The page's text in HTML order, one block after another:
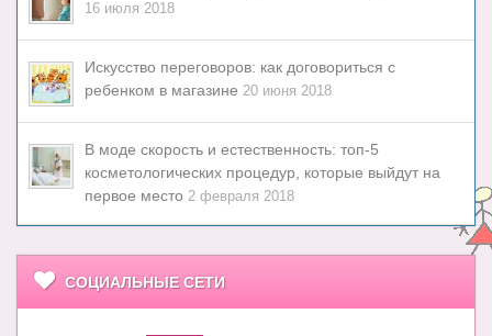
16 июля 2018
Искусство переговоров: как договориться с
ребенком в магазине 20 июня 2018
В моде скорость и естественность: топ-5
косметологических процедур, которые выйдут на
первое место 2 февраля 2018
СОЦИАЛЬНЫЕ СЕТИ